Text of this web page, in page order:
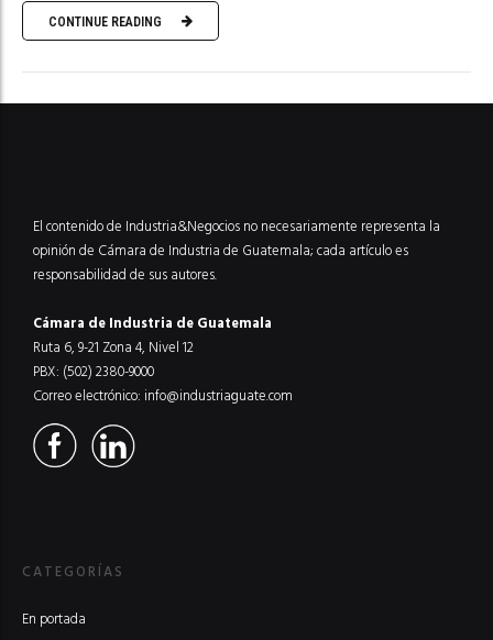
CONTINUE READING
El contenido de Industria&Negocios no necesariamente representa la
opinión de Cámara de Industria de Guatemala; cada artículo es
responsabilidad de sus autores.
Cámara de Industria de Guatemala
Ruta 6, 9-21 Zona 4, Nivel 12
PBX: (502) 2380-9000
Correo electrónico: info@industriaguate.com
CATEGORÍAS
En portada